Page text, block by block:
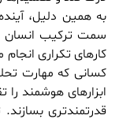
به همین دلیل،
سمت ترکیب انسان
کارهای تکراری
کسانی که مهارت
ابزارهای هوشمند را
قدرتمندتری